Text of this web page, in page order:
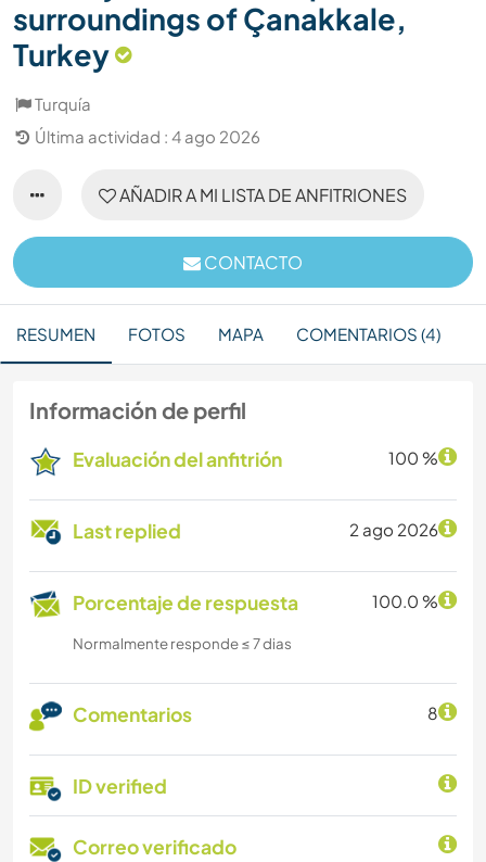
surroundings of Çanakkale,
Turkey
Turquía
Última actividad : 4 ago 2026
AÑADIR A MI LISTA DE ANFITRIONES
CONTACTO
RESUMEN FOTOS MAPA COMENTARIOS (4)
Información de perfil
Evaluación del anfitrión 100 %
Last replied 2 ago 2026
Porcentaje de respuesta 100.0 %
Normalmente responde ≤ 7 dias
Comentarios 8
ID verified
Correo verificado